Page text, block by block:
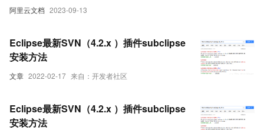
阿里云文档 2023-09-13
文章 2022-02-17 来自：开发者社区
Eclipse最新SVN（4.2.x ）插件subclipse
安装方法
Eclipse最新SVN（4.2.x ）插件subclipse
安装方法